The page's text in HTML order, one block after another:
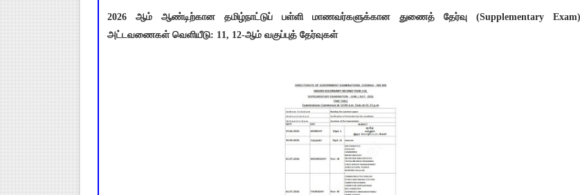
2026 ஆம் ஆண்டிற்கான தமிழ்நாட்டுப் பள்ளி மாணவர்களுக்கான துணைத் தேர்வு (Supplementary Exam)
அட்டவணைகள் வெளியீடு: 11, 12-ஆம் வகுப்புத் தேர்வுகள்